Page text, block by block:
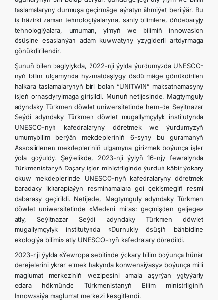
taslamalaryny durmuşa geçirmäge aýratyn ähmiýet berilýär. Bu
iş häzirki zaman tehnologiýalaryna, sanly bilimlere, öňdebaryjy
tehnologiýalara, umuman, ylmyň we bilimiň innowasion
ösüşine esaslanýan adam kuwwatyny yzygiderli artdyrmaga
gönükdirilendir.
Şunuň bilen baglylykda, 2022-nji ýylda ýurdumyzda UNESCO-
nyň bilim ulgamynda hyzmatdaşlygy ösdürmäge gönükdirilen
halkara taslamalarynyň biri bolan “UNITWIN” maksatnamasyny
işjeň ornaşdyrylmaga girişildi. Munuň netijesinde, Magtymguly
adyndaky Türkmen döwlet uniwersitetinde hem-de Seýitnazar
Seýdi adyndaky Türkmen döwlet mugallymçylyk institutynda
UNESCO-nyň kafedralaryny döretmek we ýurdumyzyň
umumybilim berýän mekdepleriniň 6-syny bu guramanyň
Assosiirlenen mekdepleriniň ulgamyna girizmek boýunça işler
ýola goýuldy. Şeýlelikde, 2023-nji ýylyň 16-njy fewralynda
Türkmenistanyň Daşary işler ministrliginde ýurduň käbir ýokary
okuw mekdeplerinde UNESCO-nyň kafedralaryny döretmek
baradaky ikitaraplaýyn resminamalara gol çekişmegiň resmi
dabarasy geçirildi. Netijede, Magtymguly adyndaky Türkmen
döwlet uniwersitetinde «Medeni miras: geçmişden geljege»
atly, Seýitnazar Seýdi adyndaky Türkmen döwlet
mugallymçylyk institutynda «Durnukly ösüşiň bähbidine
ekologiýa bilimi» atly UNESCO-nyň kafedralary döredildi.
2023-nji ýylda «Ýewropa sebitinde ýokary bilim boýunça hünär
derejelerini ykrar etmek hakynda konwensiýasy» boýunça milli
maglumat merkeziniň wezipesini amala aşyrýan ygtyýarly
edara hökmünde Türkmenistanyň Bilim ministrliginiň
Innowasiýa maglumat merkezi kesgitlendi.